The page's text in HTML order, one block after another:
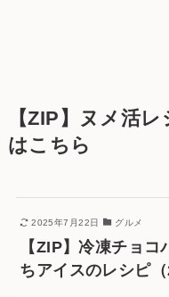
【ZIP】ヌメ活
はこちら
2025年7月22日 グルメ
【ZIP】冷凍チョ
ちアイスのレシピ